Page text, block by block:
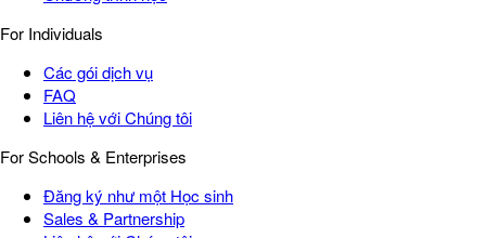
For Individuals
Các gói dịch vụ
FAQ
Liên hệ với Chúng tôi
For Schools & Enterprises
Đăng ký như một Học sinh
Sales & Partnership